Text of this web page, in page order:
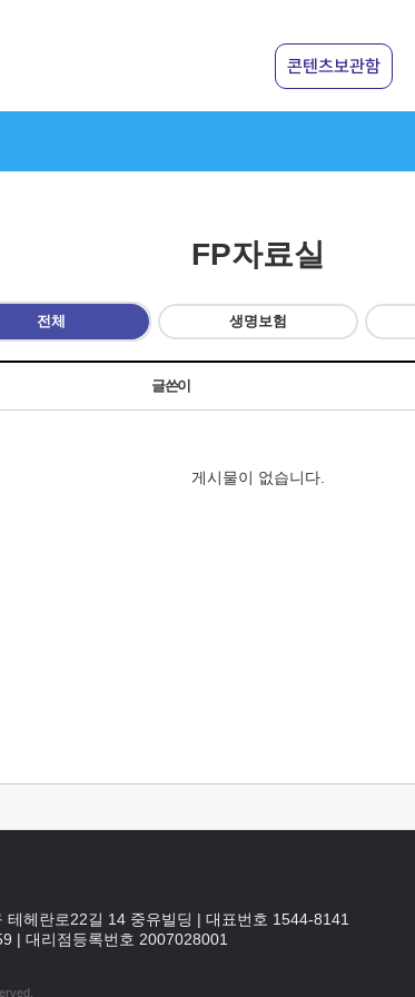
콘텐츠보관함
FP자료실
전체 생명보험
글쓴이
게시물이 없습니다.
테헤란로22길 14 중유빌딩 | 대표번호 1544-8141
| 대리점등록번호 2007028001